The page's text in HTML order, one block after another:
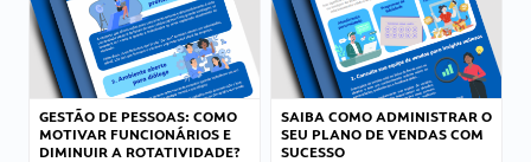
GESTÃO DE PESSOAS: COMO
MOTIVAR FUNCIONÁRIOS E
DIMINUIR A ROTATIVIDADE?
SAIBA COMO ADMINISTRAR O
SEU PLANO DE VENDAS COM
SUCESSO